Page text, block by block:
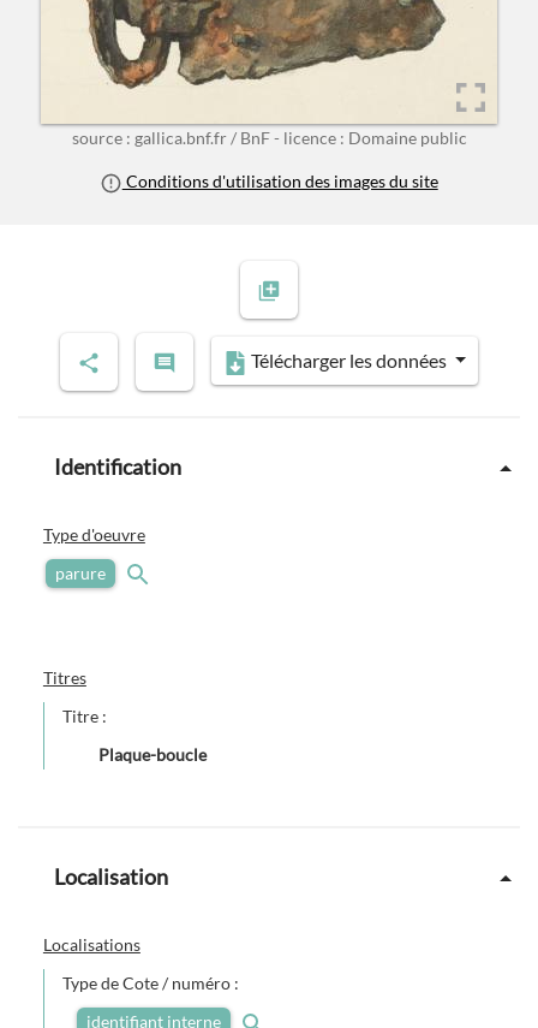
source : gallica.bnf.fr / BnF - licence : Domaine public
Conditions d'utilisation des images du site
Télécharger les données
Identification
Type d'oeuvre
parure
Titres
Titre :
Plaque-boucle
Localisation
Localisations
Type de Cote / numéro :
identifiant interne